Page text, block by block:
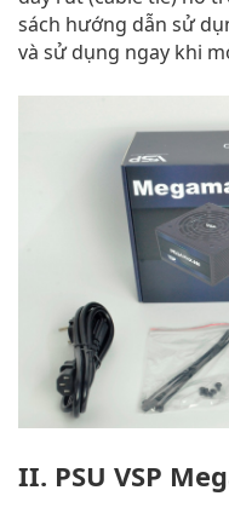
sách hướng dẫn sử
và sử dụng ngay khi
II. PSU VSP